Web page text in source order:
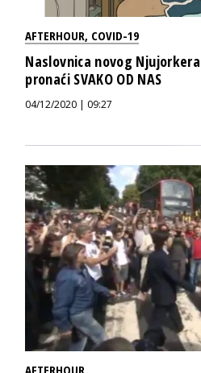
AFTERHOUR, COVID-19
Naslovnica novog
pronaći SVAKO OD NAS
04/12/2020 | 09:27